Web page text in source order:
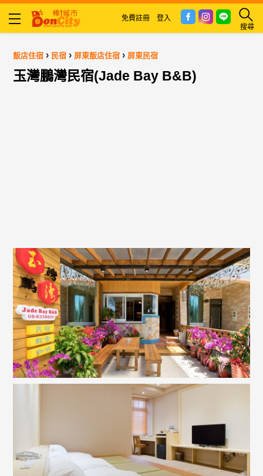
搜尋
免費註冊 登入
飯店住宿 › 民宿 › 屏東飯店住宿 › 屏東民宿
玉灣鵬灣民宿(Jade Bay B&B)